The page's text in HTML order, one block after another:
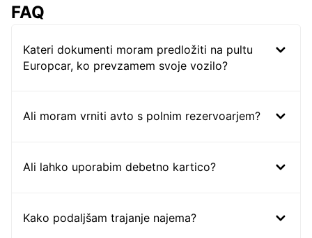
FAQ
Kateri dokumenti moram predložiti na pultu
Europcar, ko prevzamem svoje vozilo?
Ali moram vrniti avto s polnim rezervoarjem?
Ali lahko uporabim debetno kartico?
Kako podaljšam trajanje najema?